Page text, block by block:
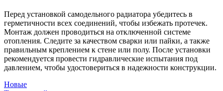
Перед установкой самодельного радиатора убедитесь в
герметичности всех соединений, чтобы избежать протечек.
Монтаж должен проводиться на отключенной системе
отопления. Следите за качеством сварки или пайки, а также
правильным креплением к стене или полу. После установки
рекомендуется провести гидравлические испытания под
давлением, чтобы удостовериться в надежности конструкции.
Новые